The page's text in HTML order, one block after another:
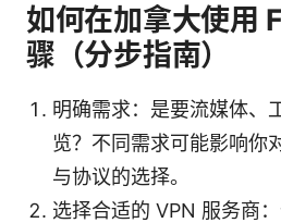
如何在加拿大使用
骤（分步指南）
明确需求：是要流媒体、
览？不同需求可能影响你
与协议的选择。
选择合适的 VPN 服务商